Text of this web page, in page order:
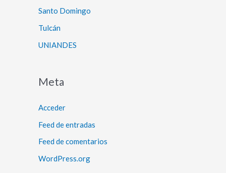
Santo Domingo
Tulcán
UNIANDES
Meta
Acceder
Feed de entradas
Feed de comentarios
WordPress.org